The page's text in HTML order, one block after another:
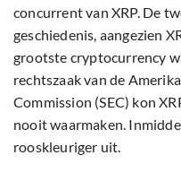
concurrent van XRP. De
geschiedenis, aangezien
grootste cryptocurrency
rechtszaak van de
Commission (SEC) kon
nooit waarmaken.
rooskleuriger uit.